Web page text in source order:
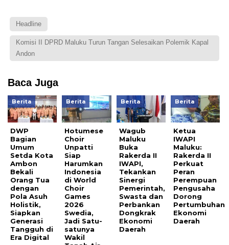
Headline
Komisi II DPRD Maluku Turun Tangan Selesaikan Polemik Kapal
Andon
Baca Juga
Berita
DWP
Bagian
Umum
Setda Kota
Ambon
Bekali
Orang Tua
dengan
Pola Asuh
Holistik,
Siapkan
Generasi
Tangguh di
Era Digital
Berita
Hotumese
Choir
Unpatti
Siap
Harumkan
Indonesia
di World
Choir
Games
2026
Swedia,
Jadi Satu-
satunya
Wakil
Berita
Wagub
Maluku
Buka
Rakerda II
IWAPI,
Tekankan
Sinergi
Pemerintah,
Swasta dan
Perbankan
Dongkrak
Ekonomi
Daerah
Berita
Ketua
IWAPI
Maluku:
Rakerda II
Perkuat
Peran
Perempuan
Pengusaha
Dorong
Pertumbuhan
Ekonomi
Daerah